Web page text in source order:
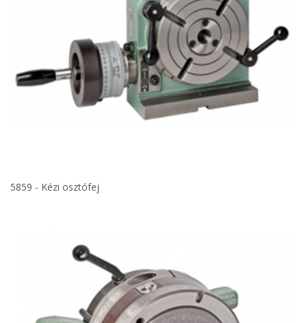
5859 - Kézi osztófej